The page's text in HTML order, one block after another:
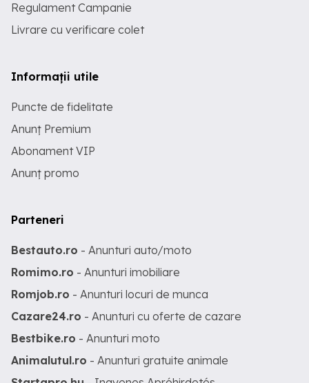
Regulament Campanie
Livrare cu verificare colet
Informații utile
Puncte de fidelitate
Anunț Premium
Abonament VIP
Anunț promo
Parteneri
Bestauto.ro - Anunturi auto/moto
Romimo.ro - Anunturi imobiliare
Romjob.ro - Anunturi locuri de munca
Cazare24.ro - Anunturi cu oferte de cazare
Bestbike.ro - Anunturi moto
Animalutul.ro - Anunturi gratuite animale